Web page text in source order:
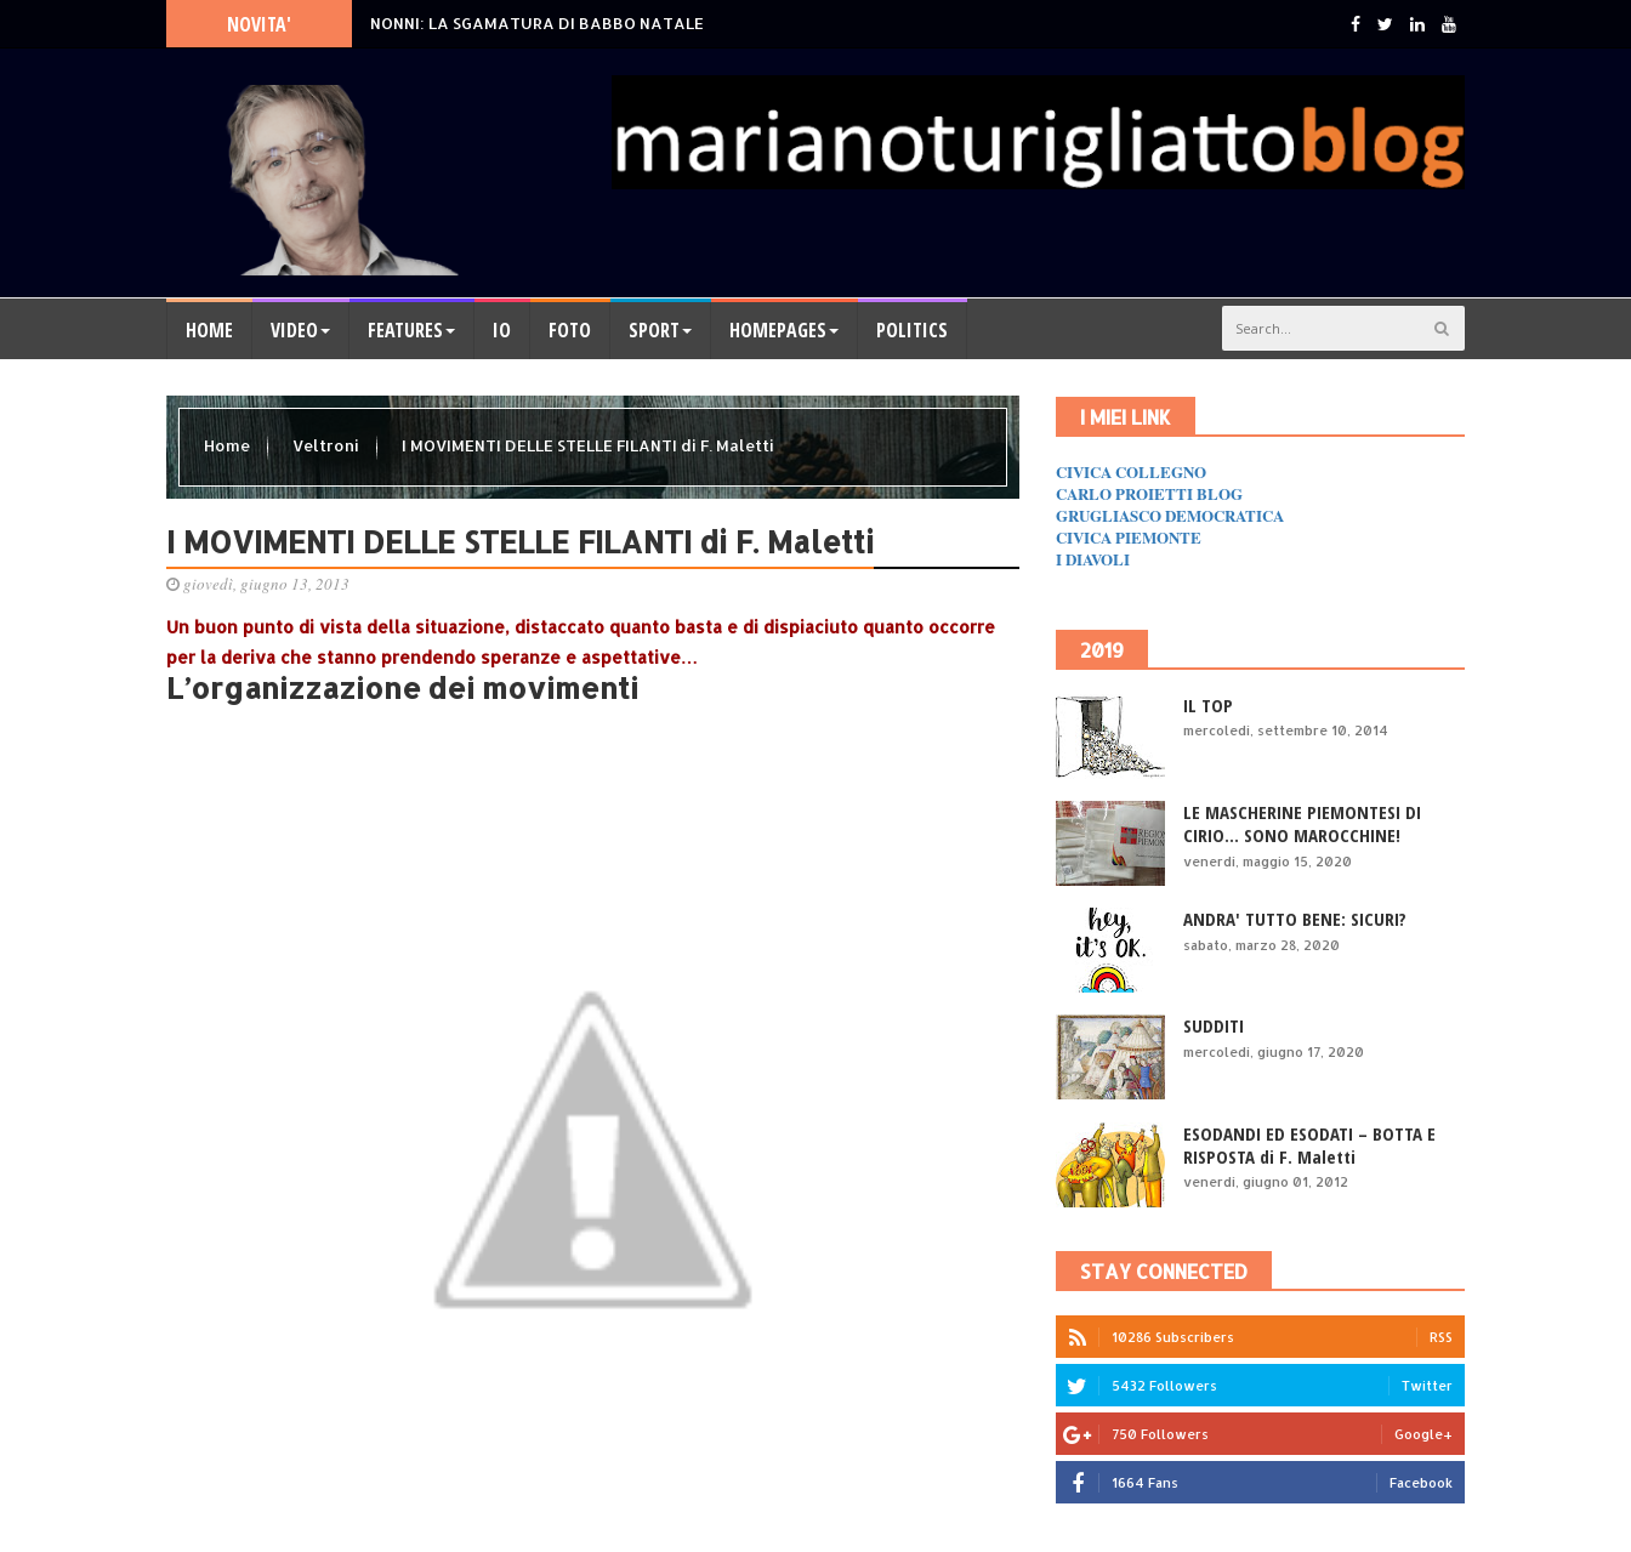
NOVITA' NONNI: LA SGAMATURA DI BABBO NATALE
HOME VIDEO FEATURES IO FOTO SPORT HOMEPAGES POLITICS
Home Veltroni I MOVIMENTI DELLE STELLE FILANTI di F. Maletti
I MOVIMENTI DELLE STELLE FILANTI di F. Maletti
giovedì, giugno 13, 2013
Un buon punto di vista della situazione, distaccato quanto basta e di dispiaciuto quanto occorre
per la deriva che stanno prendendo speranze e aspettative…
L’organizzazione dei movimenti
I MIEI LINK
CIVICA COLLEGNO
CARLO PROIETTI BLOG
GRUGLIASCO DEMOCRATICA
CIVICA PIEMONTE
I DIAVOLI
2019
IL TOP
mercoledì, settembre 10, 2014
LE MASCHERINE PIEMONTESI DI
CIRIO... SONO MAROCCHINE!
venerdì, maggio 15, 2020
ANDRA' TUTTO BENE: SICURI?
sabato, marzo 28, 2020
SUDDITI
mercoledì, giugno 17, 2020
ESODANDI ED ESODATI – BOTTA E
RISPOSTA di F. Maletti
venerdì, giugno 01, 2012
STAY CONNECTED
10286 Subscribers RSS
5432 Followers Twitter
750 Followers Google+
1664 Fans Facebook